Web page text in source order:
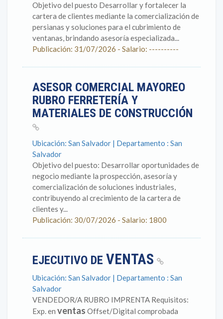
Objetivo del puesto Desarrollar y fortalecer la
cartera de clientes mediante la comercialización de
persianas y soluciones para el cubrimiento de
ventanas, brindando asesoría especializada...
Publicación: 31/07/2026 - Salario: ----------
ASESOR COMERCIAL MAYOREO
RUBRO FERRETERÍA Y
MATERIALES DE CONSTRUCCIÓN
Ubicación: San Salvador | Departamento : San
Salvador
Objetivo del puesto: Desarrollar oportunidades de
negocio mediante la prospección, asesoría y
comercialización de soluciones industriales,
contribuyendo al crecimiento de la cartera de
clientes y...
Publicación: 30/07/2026 - Salario: 1800
EJECUTIVO DE VENTAS
Ubicación: San Salvador | Departamento : San
Salvador
VENDEDOR/A RUBRO IMPRENTA Requisitos:
Exp. en ventas Offset/Digital comprobada